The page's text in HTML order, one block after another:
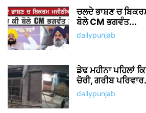
ਚਲਦੇ ਭਾਸ਼ਣ ਚ
ਬੋਲੇ CM ਭਗਵੰਤ...
dailypunjab
ਡੇਢ ਮਹੀਨਾ ਪਹਿਲਾਂ
ਚੋਰੀ, ਗਰੀਬ
dailypunjab